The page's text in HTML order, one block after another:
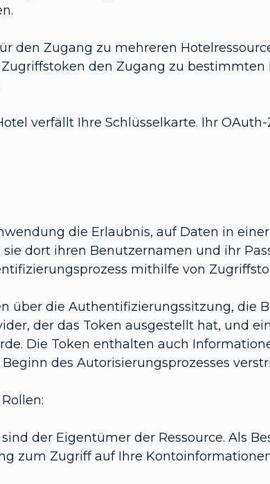
den Zugang zu mehreren
den Zugang zu bestimmten
verfällt Ihre Schlüsselkarte. Ihr
die Erlaubnis, auf Daten in
dort ihren Benutzernamen und ihr
mithilfe von
über die Authentifizierungssitzung, die
der das Token ausgestellt hat, und
Die Token enthalten auch
des Autorisierungsprozesses
sind der Eigentümer der Ressource. Als
zum Zugriff auf Ihre